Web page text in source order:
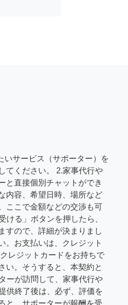
いサービス（サポーター）を
てください。 2.家事代行や
と直接個別チャットができ
内容、希望日時、場所など
ここで金額などの交渉も可
ける」ボタンを押したら、
すので、詳細が決まりまし
。お支払いは、クレジット
レジットカードをお持ちで
い。そうすると、本契約と
ーが訪問して、家事代行や
供終了後は、必ず、評価を